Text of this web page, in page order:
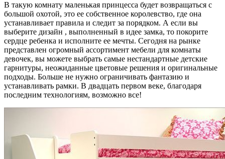
В такую комнату маленькая принцесса будет возвращаться с
большой охотой, это ее собственное королевство, где она
устанавливает правила и следит за порядком. А если вы
выберите дизайн , выполненный в идее замка, то покорите
сердце ребенка и исполните ее мечты. Сегодня на рынке
представлен огромный ассортимент мебели для комнаты
девочек, вы можете выбрать самые нестандартные детские
гарнитуры, неожиданные цветовые решения и оригинальные
подходы. Больше не нужно ограничивать фантазию и
устанавливать рамки. В двадцать первом веке, благодаря
последним технологиям, возможно все!